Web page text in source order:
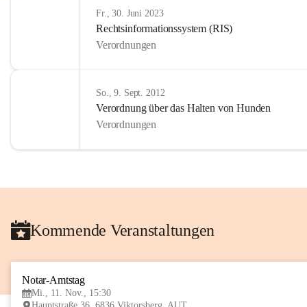
Fr., 30. Juni 2023
Rechtsinformationssystem (RIS)
Verordnungen
So., 9. Sept. 2012
Verordnung über das Halten von Hunden
Verordnungen
Kommende Veranstaltungen
Notar-Amtstag
Mi., 11. Nov., 15:30